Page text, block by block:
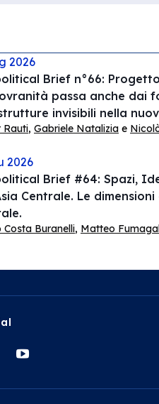
2026
Brief n°66:
passa anche dai
invisibili nella
Rauti, Gabriele Natalizia e
2026
Brief #64: Spazi,
Centrale. Le
Costa Buranelli, Matteo